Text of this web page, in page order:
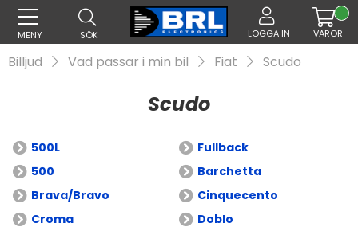
MENY SÖK LOGGA IN VAROR
Billjud Vad passar i min bil Fiat Scudo
Scudo
500L
Fullback
500
Barchetta
Brava/Bravo
Cinquecento
Croma
Doblo